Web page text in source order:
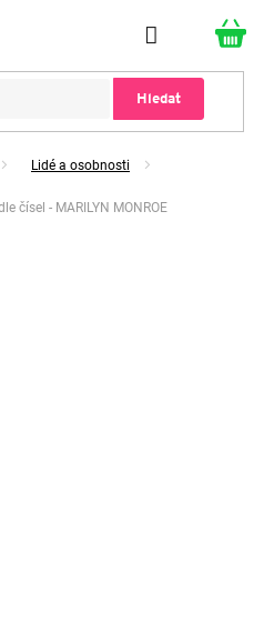
Hledat
Lidé a osobnosti
čísel - MARILYN MONROE